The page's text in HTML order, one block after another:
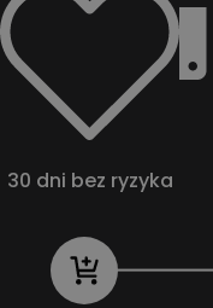
30 dni bez ryzyka